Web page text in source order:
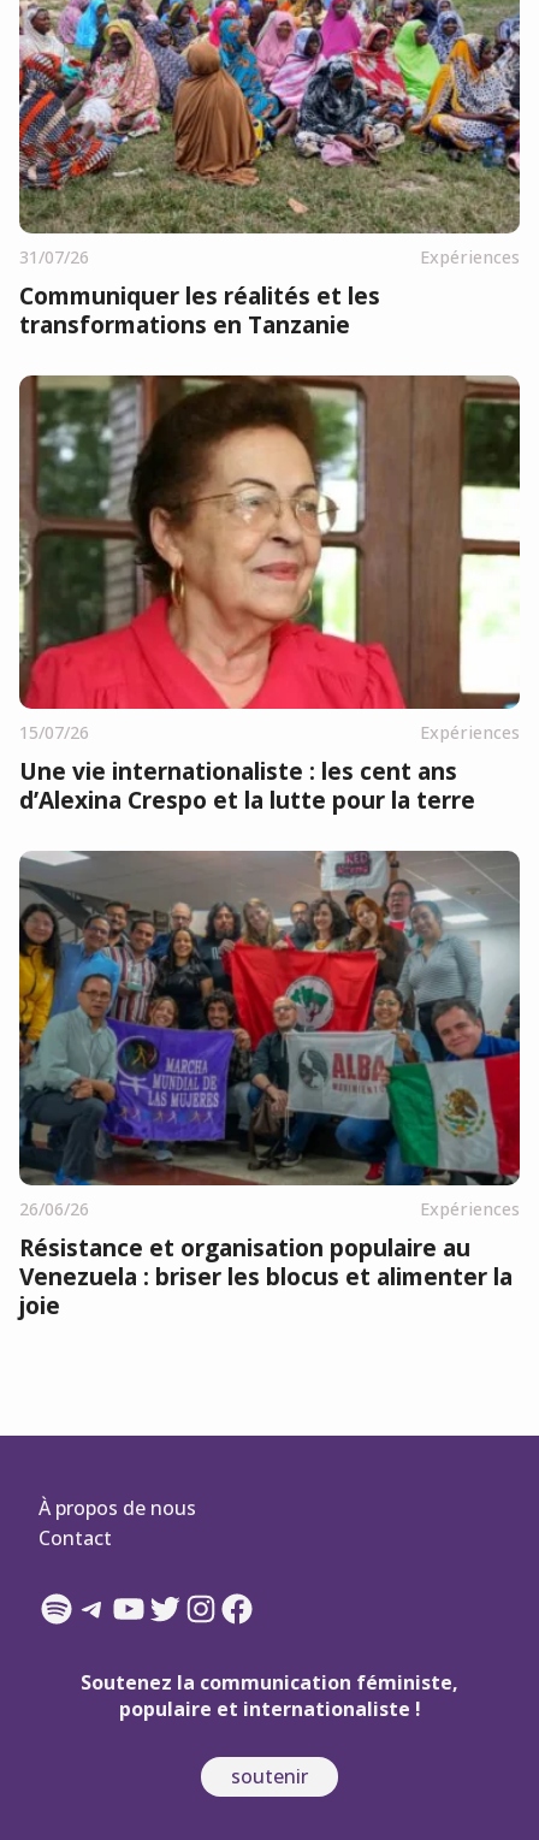
31/07/26 Expériences
Communiquer les réalités et les
transformations en Tanzanie
15/07/26 Expériences
Une vie internationaliste : les cent ans
d’Alexina Crespo et la lutte pour la terre
26/06/26 Expériences
Résistance et organisation populaire au
Venezuela : briser les blocus et alimenter la
joie
À propos de nous
Contact
Spotify
Telegram
YouTube
Twitter
Instagram
Facebook
Soutenez la communication féministe,
populaire et internationaliste !
soutenir